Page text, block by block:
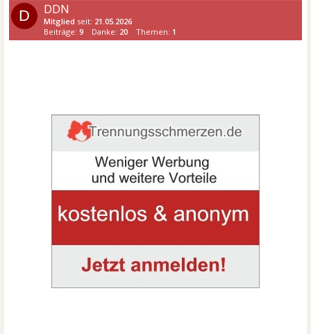
D DDN
Mitglied seit: 21.05.2026
Beiträge:9 Danke: 20 Themen: 1